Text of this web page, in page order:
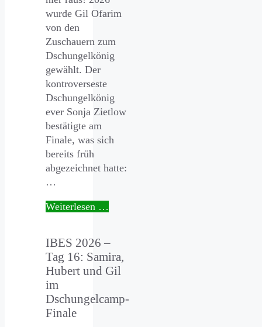
wurde Gil Ofarim
von den
Zuschauern zum
Dschungelkönig
gewählt. Der
kontroverseste
Dschungelkönig
ever Sonja Zietlow
bestätigte am
Finale, was sich
bereits früh
abgezeichnet hatte:
…
Weiterlesen …
IBES 2026 –
Tag 16: Samira,
Hubert und Gil
im
Dschungelcamp-
Finale